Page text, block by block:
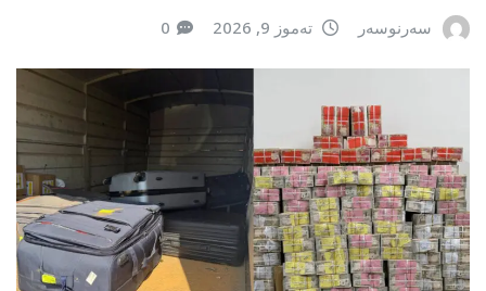
سەرنوسەر تەموز 9, 2026 0